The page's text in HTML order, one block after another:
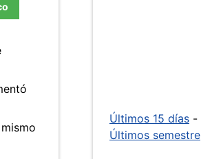
Últimos 15 días -
Últimos semestre